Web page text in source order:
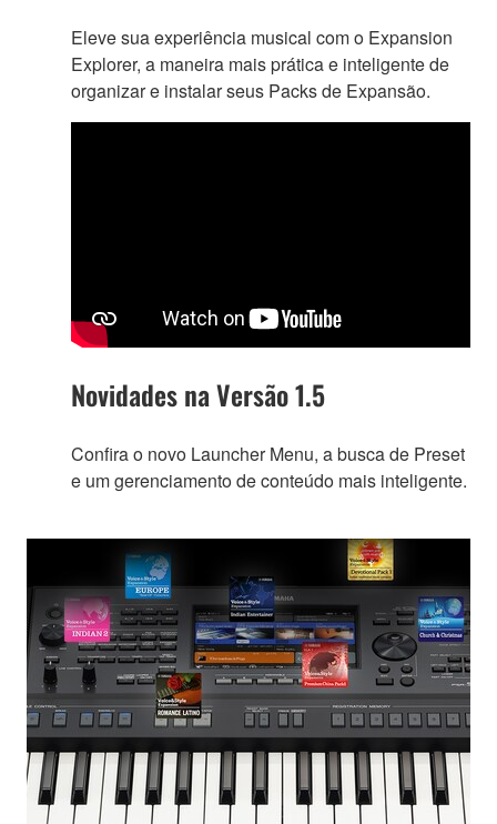
Eleve sua experiência musical com o Expansion
Explorer, a maneira mais prática e inteligente de
organizar e instalar seus Packs de Expansão.
Novidades na Versão 1.5
Confira o novo Launcher Menu, a busca de Preset
e um gerenciamento de conteúdo mais inteligente.